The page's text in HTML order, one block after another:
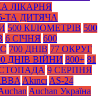
ЛІКАРНЯ
ТА ДИТЯЧА
500 КІЛОМЕТРІВ 500
6 СІЧНЯ 600
700 ДНІВ 77 ОКРУГ
ДНІВ ВІЙНИ 800+ 81
9 СЕРПНЯ
AkıncıAS-24
Auchan Україна